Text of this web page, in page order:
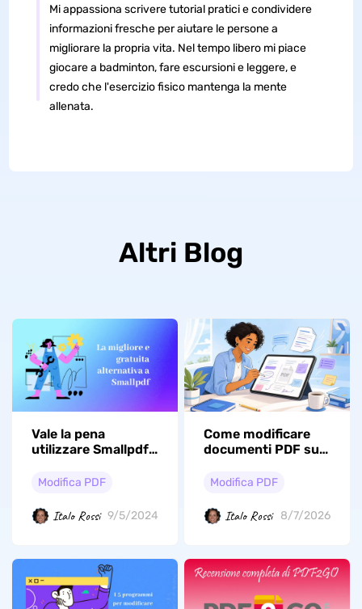
Mi appassiona scrivere tutorial pratici e condividere
informazioni fresche per aiutare le persone a
migliorare la propria vita. Nel tempo libero mi piace
giocare a badminton, fare escursioni e leggere, e
credo che l'esercizio fisico mantenga la mente
allenata.
Altri Blog
Vale la pena
utilizzare Smallpdf
Modifica PDF
Italo Rossi 9/5/2024
Come modificare
documenti PDF su
i 4 metodi
Modifica PDF
Italo Rossi 8/7/2026